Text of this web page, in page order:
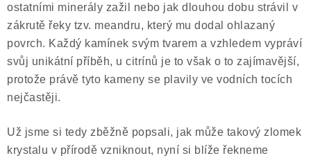
ostatními minerály zažil nebo jak dlouhou dobu strávil v
zákrutě řeky tzv. meandru, který mu dodal ohlazaný
povrch. Každý kamínek svým tvarem a vzhledem vypráví
svůj unikátní příběh, u citrínů je to však o to zajímavější,
protože právě tyto kameny se plavily ve vodních tocích
nejčastěji.
Už jsme si tedy zběžně popsali, jak může takový zlomek
krystalu v přírodě vzniknout, nyní si blíže řekneme